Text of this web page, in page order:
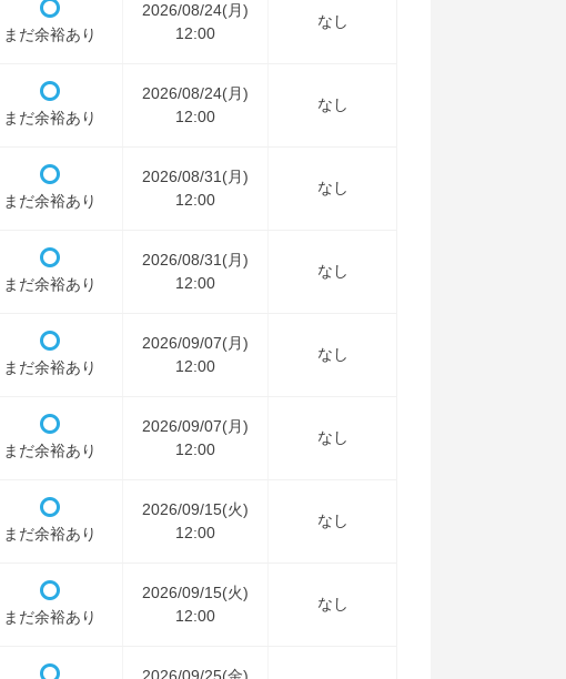
まだ余裕あり
2026/08/24(月)
12:00
なし
まだ余裕あり
2026/08/24(月)
12:00
なし
まだ余裕あり
2026/08/31(月)
12:00
なし
まだ余裕あり
2026/08/31(月)
12:00
なし
まだ余裕あり
2026/09/07(月)
12:00
なし
まだ余裕あり
2026/09/07(月)
12:00
なし
まだ余裕あり
2026/09/15(火)
12:00
なし
まだ余裕あり
2026/09/15(火)
12:00
なし